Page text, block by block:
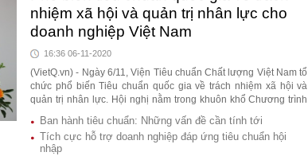
nhiệm xã hội và quản trị nhân lực cho
doanh nghiệp Việt Nam
16:36 06-11-2020
(VietQ.vn) - Ngày 6/11, Viện Tiêu chuẩn Chất lượng Việt Nam tổ
chức phổ biến Tiêu chuẩn quốc gia về trách nhiệm xã hội và
quản trị nhân lực. Hội nghị nằm trong khuôn khổ Chương trình
quốc gia "Nâng cao năng suất chất lượng sản phẩm, hàng hóa
của doanh nghiệp Việt Nam đến năm 2020".
Ban hành tiêu chuẩn: Những vấn đề cần tính tới
Tích cực hỗ trợ doanh nghiệp đáp ứng tiêu chuẩn hội
nhập